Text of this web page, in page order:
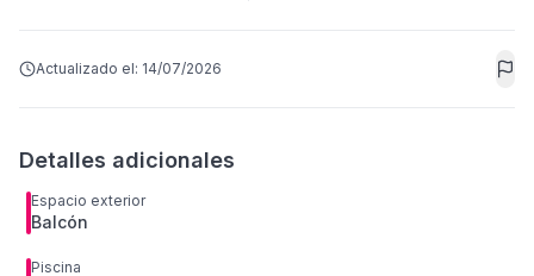
Actualizado el: 14/07/2026
Detalles adicionales
Espacio exterior
Balcón
Piscina